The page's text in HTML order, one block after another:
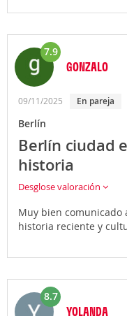
7.9
GONZALO
09/11/2025 En pareja
Berlín
Berlín ciudad
historia
Desglose valoración
Muy bien comunicado
historia reciente y
8.7
YOLANDA